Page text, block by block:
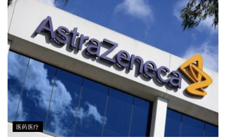
医药医疗